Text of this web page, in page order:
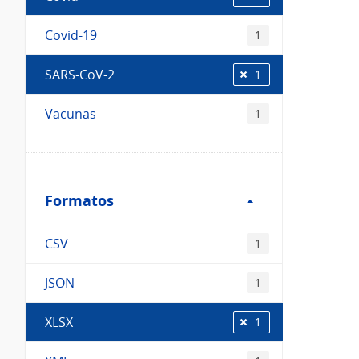
Covid-19 1
SARS-CoV-2 1
Vacunas 1
Formatos
Formatos
CSV 1
JSON 1
XLSX 1